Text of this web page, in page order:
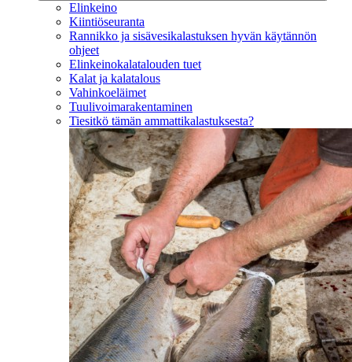
Elinkeino
Kiintiöseuranta
Rannikko ja sisävesikalastuksen hyvän käytännön
ohjeet
Elinkeinokalatalouden tuet
Kalat ja kalatalous
Vahinkoeläimet
Tuulivoimarakentaminen
Tiesitkö tämän ammattikalastuksesta?